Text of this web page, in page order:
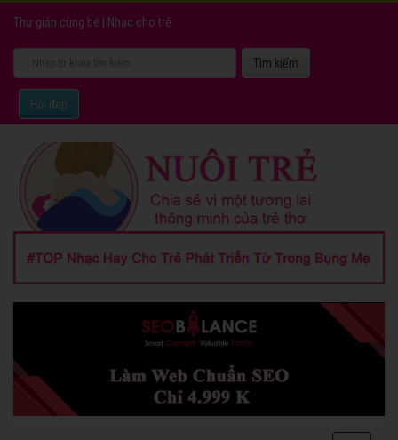
Thư giản cùng bé Nhạc cho trẻ
Hỏi đáp